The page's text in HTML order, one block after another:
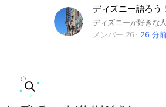
ディズニー語ろう
メンバー 26
26 分